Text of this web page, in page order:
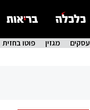
עסקים מגזין פוטו בחזית